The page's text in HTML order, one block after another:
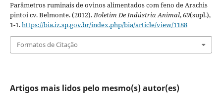
Parâmetros ruminais de ovinos alimentados com feno de Arachis
pintoi cv. Belmonte. (2012).Boletim De Indústria Animal,69(supl.),
1-1.https://bia.iz.sp.gov.br/index.php/bia/article/view/1188
Formatos de Citação
Artigos mais lidos pelo mesmo(s) autor(es)